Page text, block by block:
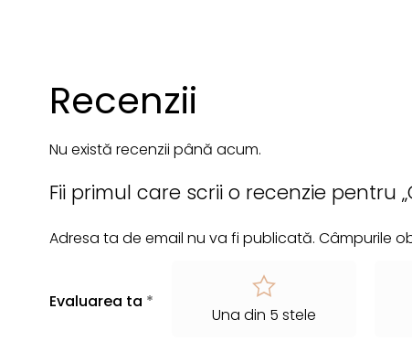
Recenzii
Nu există recenzii până acum.
Fii primul care scrii o recenzie pentru
Adresa ta de email nu va fi publicată. Câmpurile
Evaluarea ta *
Una din 5 stele